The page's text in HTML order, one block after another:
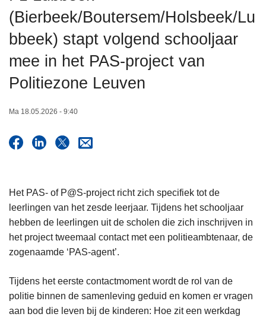
(Bierbeek/Boutersem/Holsbeek/Lu
bbeek) stapt volgend schooljaar
mee in het PAS-project van
Politiezone Leuven
Ma 18.05.2026 - 9:40
Het PAS- of P@S-project richt zich specifiek tot de
leerlingen van het zesde leerjaar. Tijdens het schooljaar
hebben de leerlingen uit de scholen die zich inschrijven in
het project tweemaal contact met een politieambtenaar, de
zogenaamde ‘PAS-agent’.
Tijdens het eerste contactmoment wordt de rol van de
politie binnen de samenleving geduid en komen er vragen
aan bod die leven bij de kinderen: Hoe zit een werkdag